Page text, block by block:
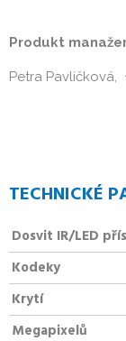
Produkt
Petra Pavlíčková,
TECHNICKÉ
Dosvit IR/LED
Kodeky
Krytí
Megapixelů